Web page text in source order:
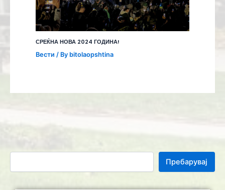
Пребарувај
СРЕЌНА НОВА 2024 ГОДИНА!
Вести / By bitolaopshtina